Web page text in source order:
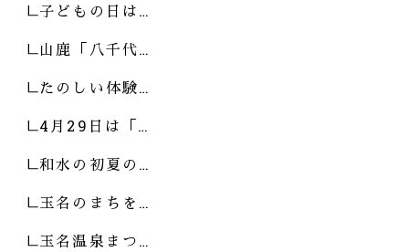
子どもの日は…
山鹿「八千代…
たのしい体験…
4月29日は「…
和水の初夏の…
玉名のまちを…
玉名温泉まつ…